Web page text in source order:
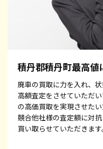
積丹郡積丹町最高値
廃車の買取に力を入れ、
高額査定をさせていただ
の高価買取を実現させた
競合他社様の査定額に対
買い取らせていただきます